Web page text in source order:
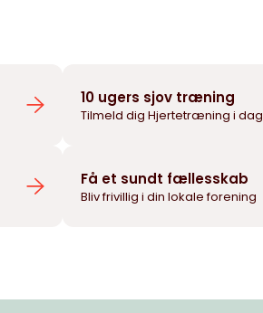
10 ugers sjov træning
Tilmeld dig Hjertetræning i dag
Få et sundt fællesskab
Bliv frivillig i din lokale forening